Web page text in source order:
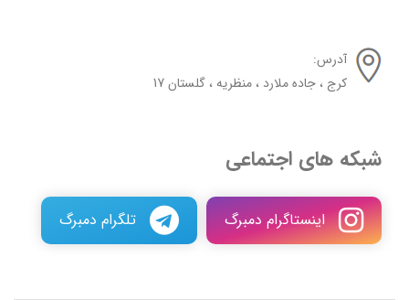
آدرس:
کرج ، جاده ملارد ، منظریه ، گلستان 17
شبکه های اجتماعی
اینستاگرام دمبرگ تلگرام دمبرگ